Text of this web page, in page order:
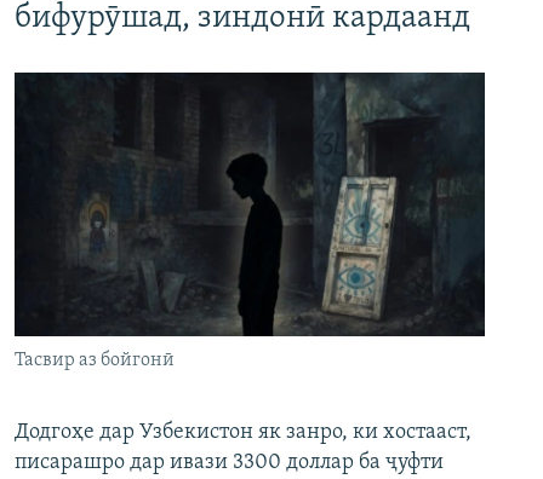
бифурӯшад, зиндонӣ кардаанд
Тасвир аз бойгонӣ
Додгоҳе дар Узбекистон як занро, ки хостааст,
писарашро дар ивази 3300 доллар ба ҷуфти